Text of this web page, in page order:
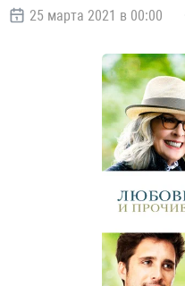
25 марта 2021 в 00:00